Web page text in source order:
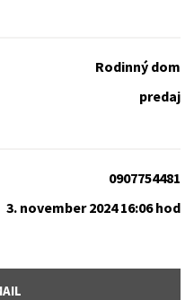
Rodinný dom
predaj
0907754481
3. november 2024 16:06 hod